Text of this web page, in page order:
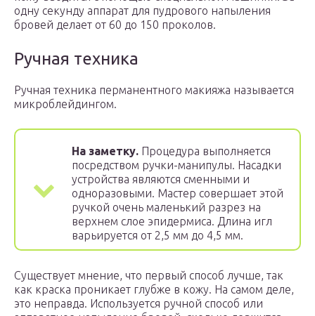
одну секунду аппарат для пудрового напыления
бровей делает от 60 до 150 проколов.
Ручная техника
Ручная техника перманентного макияжа называется
микроблейдингом.
На заметку. Процедура выполняется
посредством ручки-манипулы. Насадки
устройства являются сменными и
одноразовыми. Мастер совершает этой
ручкой очень маленький разрез на
верхнем слое эпидермиса. Длина игл
варьируется от 2,5 мм до 4,5 мм.
Существует мнение, что первый способ лучше, так
как краска проникает глубже в кожу. На самом деле,
это неправда. Используется ручной способ или